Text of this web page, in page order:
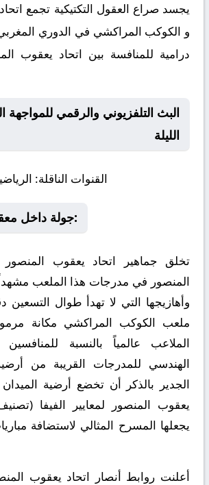
يجسد صراع العقول التكتيكية تجمع
و الكوكب المراكشي في الدوري
درامية للمنافسة بين اتحاد يعقوب
الليلة
القنوات الناقلة:
🏆 جولة داخل معقل المباراة:
تخلق جماهير اتحاد يعقوب
المنصور في مدرجات هذا الملعب مشهداً
وأهازيجها التي لا تهدأ طوال التسعين
ملعب الكوكب المراكشي مكانة
الملاعب عالمياً بالنسبة
الهندسي للمدرجات القريبة من
الجدير بالذكر أن تخضع أرضية
يجعلها المسرح المثالي لاستضافة
أعلنت روابط أنصار اتحاد يعقوب